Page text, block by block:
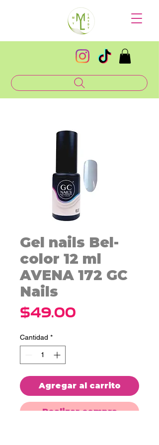
Gel nails Bel-
color 12 ml
AVENA 172 GC
Nails
$49.00
Cantidad *
Agregar al carrito
Realizar compra